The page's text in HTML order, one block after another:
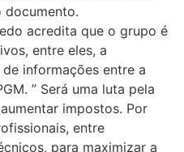
documento.
acredita que o grupo é
entre eles, a
informações entre a
” Será uma luta pela
impostos. Por
entre
para maximizar a